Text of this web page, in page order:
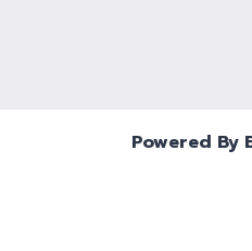
Powered By